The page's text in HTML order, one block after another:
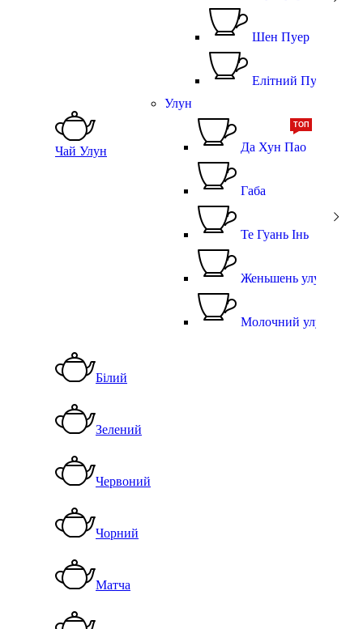
Шен Пуер
Елітний Пуер
Чай Улун
Улун
Да Хун Пао
ТОП
Габа
Те Гуань Інь
Женьшень улун
Молочний улун
Білий
Зелений
Червоний
Чорний
Матча